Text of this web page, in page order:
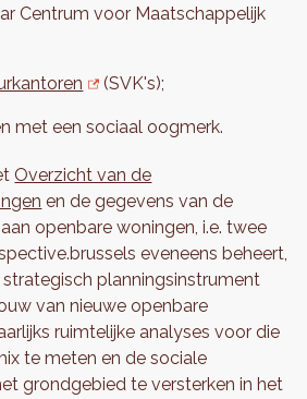
Centrum voor Maatschappelijk
(SVK's);
met een sociaal oogmerk.
Overzicht van de
en de gegevens van de
openbare woningen, i.e. twee
eveneens beheert,
planningsinstrument
van nieuwe openbare
ruimtelijke analyses voor die
te meten en de sociale
grondgebied te versterken in het